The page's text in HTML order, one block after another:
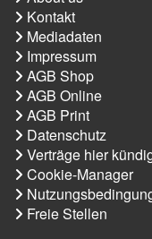
Kontakt
Mediadaten
Impressum
AGB Shop
AGB Online
AGB Print
Datenschutz
Verträge hier
Cookie-Manager
Freie Stellen